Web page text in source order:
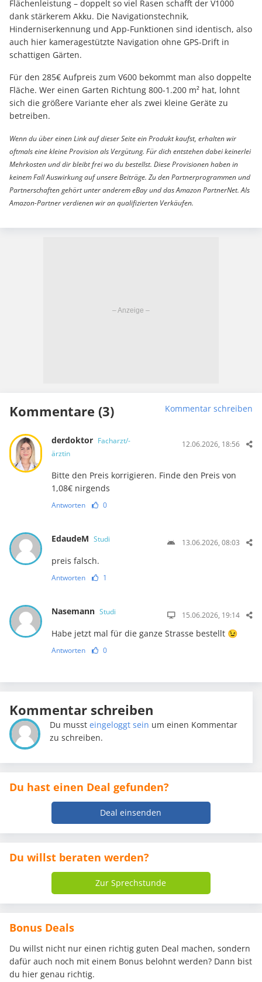
Flächenleistung – doppelt so viel Rasen schafft der V1000
dank stärkerem Akku. Die Navigationstechnik,
Hinderniserkennung und App-Funktionen sind identisch, also
auch hier kameragestützte Navigation ohne GPS-Drift in
schattigen Gärten.
Für den 285€ Aufpreis zum V600 bekommt man also doppelte
Fläche. Wer einen Garten Richtung 800-1.200 m² hat, lohnt
sich die größere Variante eher als zwei kleine Geräte zu
betreiben.
Wenn du über einen Link auf dieser Seite ein Produkt kaufst, erhalten wir
oftmals eine kleine Provision als Vergütung. Für dich entstehen dabei keinerlei
Mehrkosten und dir bleibt frei wo du bestellst. Diese Provisionen haben in
keinem Fall Auswirkung auf unsere Beiträge. Zu den Partnerprogrammen und
Partnerschaften gehört unter anderem eBay und das Amazon PartnerNet. Als
Amazon-Partner verdienen wir an qualifizierten Verkäufen.
Kommentare (3) Kommentar schreiben
derdoktor Facharzt/-
ärztin
12.06.2026, 18:56
Bitte den Preis korrigieren. Finde den Preis von
1,08€ nirgends
Antworten 0
EdaudeM Studi 13.06.2026, 08:03
preis falsch.
Antworten 1
Nasemann Studi 15.06.2026, 19:14
Habe jetzt mal für die ganze Strasse bestellt 😉
Antworten 0
Kommentar schreiben
Du mussteingeloggt sein um einen Kommentar
zu schreiben.
Du hast einen Deal gefunden?
Deal einsenden
Du willst beraten werden?
Zur Sprechstunde
Bonus Deals
Du willst nicht nur einen richtig guten Deal machen, sondern
dafür auch noch mit einem Bonus belohnt werden? Dann bist
du hier genau richtig.